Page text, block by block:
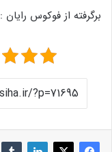
برگرفته از فوکوس رایان :